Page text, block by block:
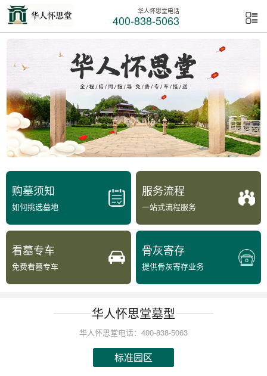
华人怀思堂电话
400-838-5063
购墓须知
如何挑选墓地
服务流程
一站式流程服务
看墓专车
免费看墓专车
骨灰寄存
提供骨灰寄存业务
华人怀思堂墓型
华人怀思堂电话：400-838-5063
标准园区